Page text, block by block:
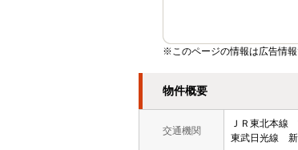
※このページの情報は広告情
物件概要
交通機関
ＪＲ東北本線
東武日光線